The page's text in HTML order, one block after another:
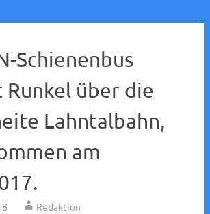
Schienenbus
Runkel über die
Lahntalbahn,
am
Redaktion